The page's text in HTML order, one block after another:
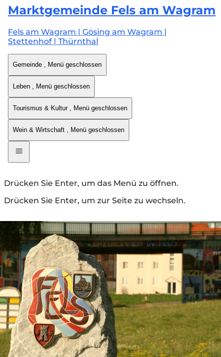
Marktgemeinde Fels am Wagram
Fels am Wagram | Gösing am Wagram |
Stettenhof | Thürnthal
Gemeinde , Menü geschlossen
Leben , Menü geschlossen
Tourismus & Kultur , Menü geschlossen
Wein & Wirtschaft , Menü geschlossen
Drücken Sie Enter, um das Menü zu öffnen.
Drücken Sie Enter, um zur Seite zu wechseln.